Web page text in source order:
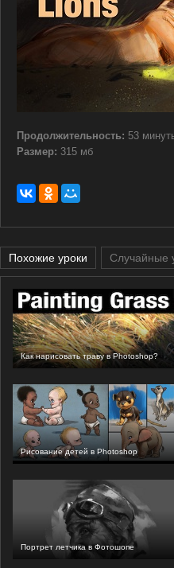
Продолжительность: 53
Размер: 315 мб
Похожие уроки Случайные
Как нарисовать траву в Photoshop?
Рисование детей в Photoshop
Портрет летчика в Фотошопе